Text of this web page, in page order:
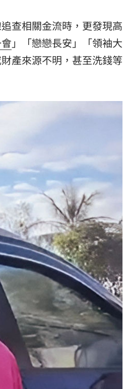
查相關金流時，更發現高
」「戀戀長安」「領袖大
產來源不明，甚至洗錢等